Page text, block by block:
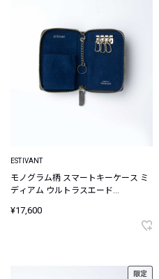
ESTIVANT
モノグラム柄 スマートキーケース ミ
ディアム ウルトラスエード
¥17,600
限定